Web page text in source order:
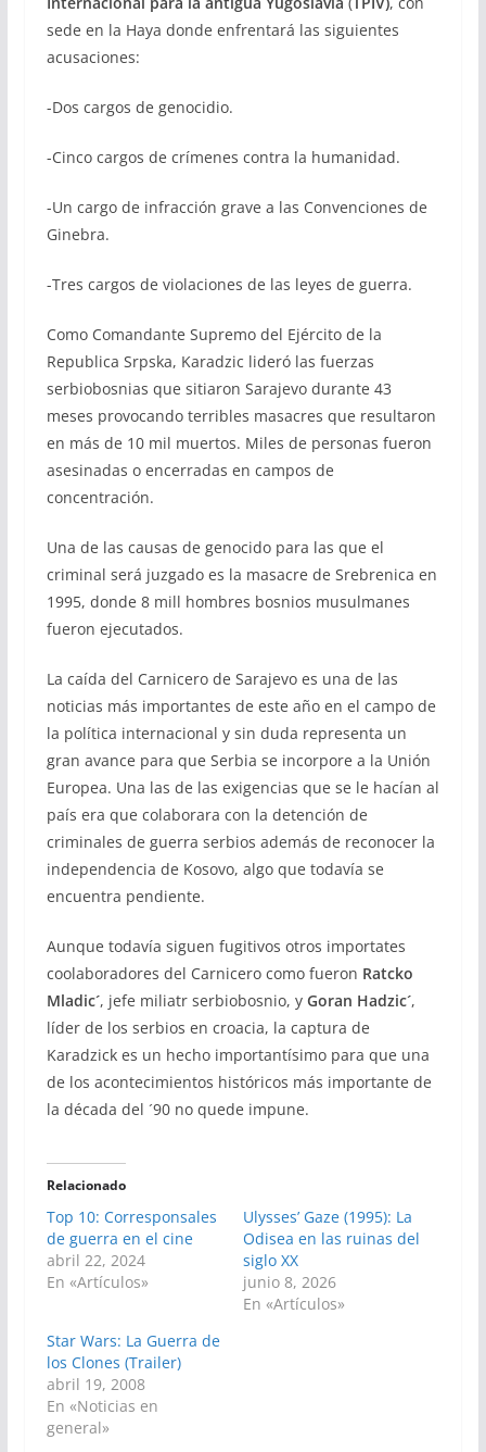
sede en la Haya donde enfrentará las siguientes
acusaciones:
-Dos cargos de genocidio.
-Cinco cargos de crímenes contra la humanidad.
-Un cargo de infracción grave a las Convenciones de
Ginebra.
-Tres cargos de violaciones de las leyes de guerra.
Como Comandante Supremo del Ejército de la
Republica Srpska, Karadzic lideró las fuerzas
serbiobosnias que sitiaron Sarajevo durante 43
meses provocando terribles masacres que resultaron
en más de 10 mil muertos. Miles de personas fueron
asesinadas o encerradas en campos de
concentración.
Una de las causas de genocido para las que el
criminal será juzgado es la masacre de Srebrenica en
1995, donde 8 mill hombres bosnios musulmanes
fueron ejecutados.
La caída del Carnicero de Sarajevo es una de las
noticias más importantes de este año en el campo de
la política internacional y sin duda representa un
gran avance para que Serbia se incorpore a la Unión
Europea. Una las de las exigencias que se le hacían al
país era que colaborara con la detención de
criminales de guerra serbios además de reconocer la
independencia de Kosovo, algo que todavía se
encuentra pendiente.
Aunque todavía siguen fugitivos otros importates
coolaboradores del Carnicero como fueron Ratcko
Mladic´, jefe miliatr serbiobosnio, y Goran Hadzic´,
líder de los serbios en croacia, la captura de
Karadzick es un hecho importantísimo para que una
de los acontecimientos históricos más importante de
la década del ´90 no quede impune.
Relacionado
Top 10: Corresponsales
de guerra en el cine
abril 22, 2024
En «Artículos»
Ulysses’ Gaze (1995): La
Odisea en las ruinas del
siglo XX
junio 8, 2026
En «Artículos»
Star Wars: La Guerra de
los Clones (Trailer)
abril 19, 2008
En «Noticias en
general»